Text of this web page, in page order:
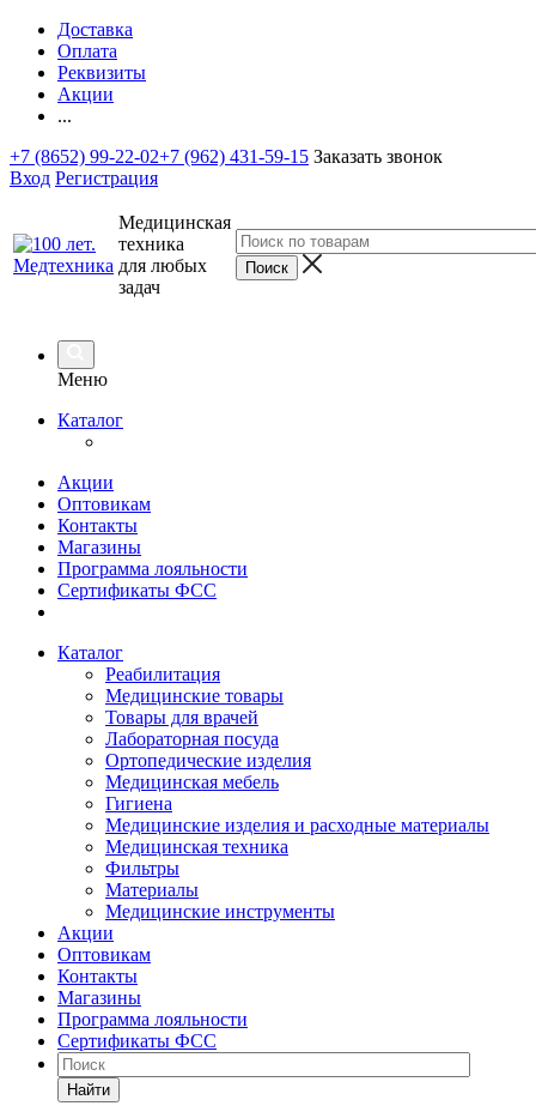
Доставка
Оплата
Реквизиты
Акции
...
+7 (8652) 99-22-02+7 (962) 431-59-15 Заказать звонок
Вход Регистрация
Медицинская
техника
для любых
задач
Меню
Каталог
Акции
Оптовикам
Контакты
Магазины
Программа лояльности
Сертификаты ФСС
Каталог
Реабилитация
Медицинские товары
Товары для врачей
Лабораторная посуда
Ортопедические изделия
Медицинская мебель
Гигиена
Медицинские изделия и расходные материалы
Медицинская техника
Фильтры
Материалы
Медицинские инструменты
Акции
Оптовикам
Контакты
Магазины
Программа лояльности
Сертификаты ФСС
Найти